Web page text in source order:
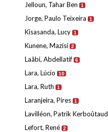
Jelloun, Tahar Ben 1
Jorge, Paulo Teixeira 1
Kisasanda, Lucy 1
Kunene, Mazisi 2
Laâbi, Abdellatif 6
Lara, Lúcio 10
Lara, Ruth 1
Laranjeira, Pires 1
Lavilléon, Patrik Kerboûtaud
Lefort, René 2